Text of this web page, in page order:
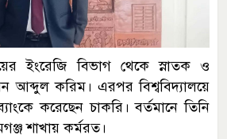
ইংরেজি বিভাগ থেকে স্নাতক ও
আব্দুল করিম। এরপর বিশ্ববিদ্যালয়ে
করেছেন চাকরি। বর্তমানে তিনি
শাখায় কর্মরত।